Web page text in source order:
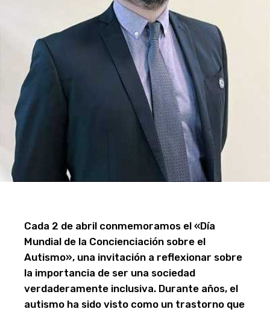
Cada 2 de abril conmemoramos el «Día
Mundial de la Concienciación sobre el
Autismo», una invitación a reflexionar sobre
la importancia de ser una sociedad
verdaderamente inclusiva. Durante años, el
autismo ha sido visto como un trastorno que